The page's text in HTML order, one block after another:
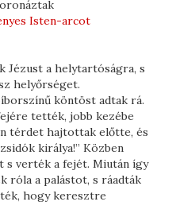
Isten-arcot
Jézust a helytartóságra, s
helyőrséget.
köntöst adtak rá.
tették, jobb kezébe
térdet hajtottak előtte, és
királya!” Közben
s verték a fejét. Miután így
róla a palástot, s ráadták
hogy keresztre